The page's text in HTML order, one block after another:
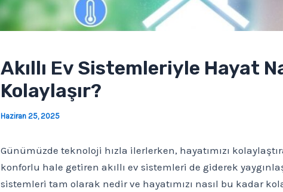
Akıllı Ev Sistemleriyle Hayat
Kolaylaşır?
Haziran 25, 2025
Günümüzde teknoloji hızla ilerlerken, hayatımızı
konforlu hale getiren akıllı ev sistemleri de giderek
sistemleri tam olarak nedir ve hayatımızı nasıl bu kadar